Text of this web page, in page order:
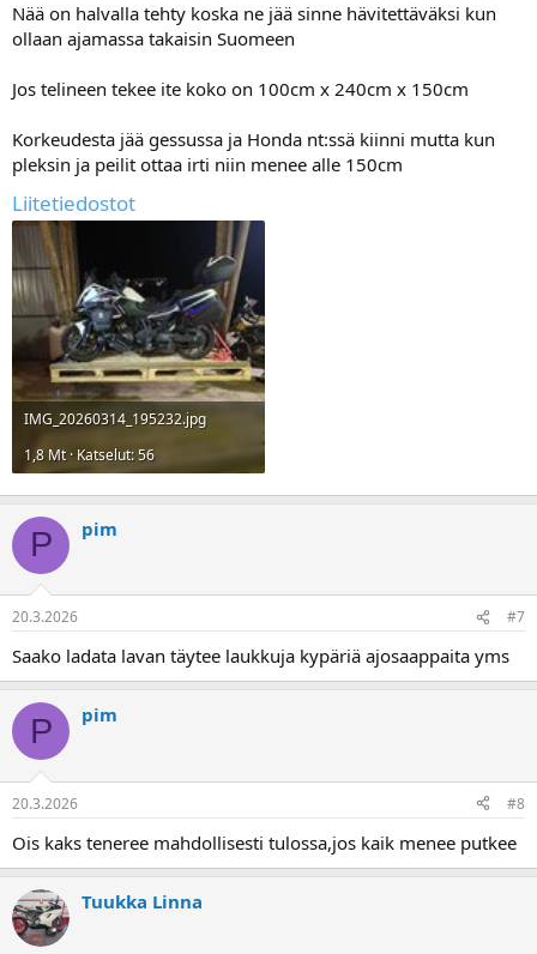
Nää on halvalla tehty koska ne jää sinne hävitettäväksi kun
ollaan ajamassa takaisin Suomeen
Jos telineen tekee ite koko on 100cm x 240cm x 150cm
Korkeudesta jää gessussa ja Honda nt:ssä kiinni mutta kun
pleksin ja peilit ottaa irti niin menee alle 150cm
Liitetiedostot
IMG_20260314_195232.jpg
1,8 Mt · Katselut: 56
P pim
20.3.2026 #7
Saako ladata lavan täytee laukkuja kypäriä ajosaappaita yms
P pim
20.3.2026 #8
Ois kaks teneree mahdollisesti tulossa,jos kaik menee putkee
Tuukka Linna